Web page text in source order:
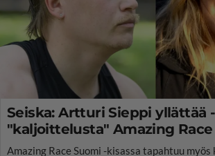
Seiska: Artturi Sieppi yllättää
"kaljoittelusta" Amazing
Amazing Race Suomi -kisassa tapahtuu myös